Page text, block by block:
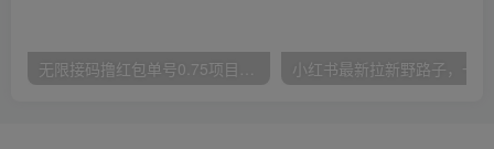
无限接码撸红包单号0.75项目无偿分享给你【揭秘】